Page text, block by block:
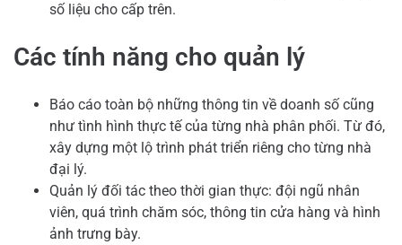
số liệu cho cấp trên.
Các tính năng cho quản lý
Báo cáo toàn bộ những thông tin về doanh số cũng
như tình hình thực tế của từng nhà phân phối. Từ đó,
xây dựng một lộ trình phát triển riêng cho từng nhà
đại lý.
Quản lý đối tác theo thời gian thực: đội ngũ nhân
viên, quá trình chăm sóc, thông tin cửa hàng và hình
ảnh trưng bày.